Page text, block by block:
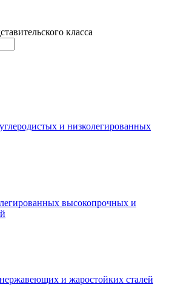
класса
и низколегированных
высокопрочных и
и жаростойких сталей